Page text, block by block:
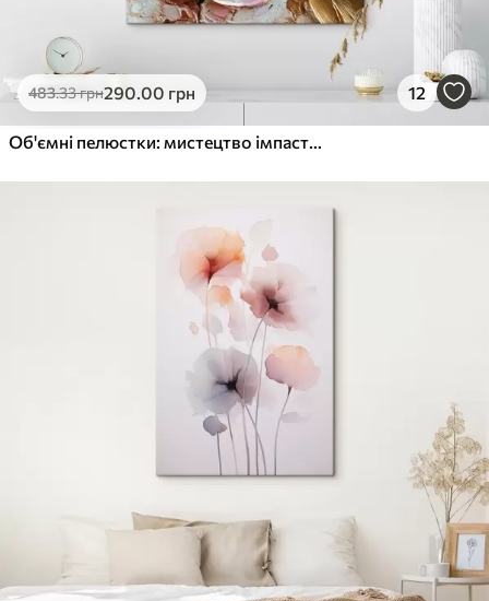
483.33грн290.00 грн 12
Об'ємні пелюстки: мистецтво імпасто з яскравою текстурою